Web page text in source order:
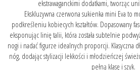
ekstrawaganckimi dodatkami, tworząc
Ekskluzywna czerwona sukienka mini Eva to
podkreśleniu kobiecych kształtów. Dopasowany
eksponując linię talii, która została subtelnie
nogi i nadać figurze idealnych proporcji. Klasyczna
nóg, dodając stylizacji lekkości i młodzieńczej
pełną klasę i szyk.